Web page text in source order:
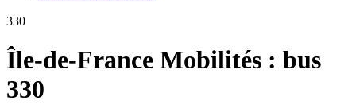
330
Île-de-France Mobilités : bus
330